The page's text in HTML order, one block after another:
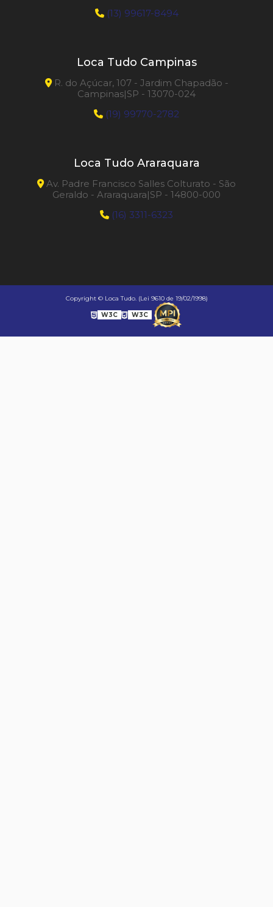
(13) 99617-8494
Loca Tudo Campinas
R. do Açúcar, 107 - Jardim Chapadão -
Campinas|SP - 13070-024
(19) 99770-2782
Loca Tudo Araraquara
Av. Padre Francisco Salles Colturato - São
Geraldo - Araraquara|SP - 14800-000
(16) 3311-6323
Copyright © Loca Tudo. (Lei 9610 de 19/02/1998)
W3C W3C